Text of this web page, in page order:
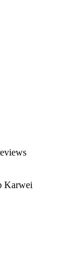
Karwei